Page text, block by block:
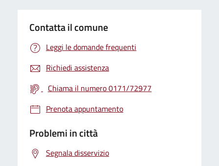
Contatta il comune
Leggi le domande frequenti
Richiedi assistenza
Chiama il numero 0171/72977
Prenota appuntamento
Problemi in città
Segnala disservizio